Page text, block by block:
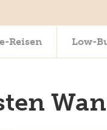
Reisen Low-